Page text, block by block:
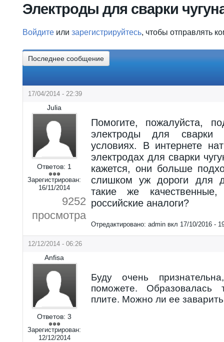
Электроды для сварки
Войдите или зарегистрируйтесь, чтобы отправлять
Последнее сообщение
17/04/2014 - 22:39
Julia
Ответов: 1
Зарегистрирован:
16/11/2014
Помогите, пожалуйста,
электроды для
условиях. В интернете
электродах для сварки
кажется, они больше
слишком уж дороги для
такие же
российские аналоги?
Отредактировано: adminвкл 17/10/2016 -
9252
просмотра
12/12/2014 - 06:26
Anfisa
Ответов: 3
Зарегистрирован:
12/12/2014
Буду очень
поможете. Образовалась
плите. Можно ли ее